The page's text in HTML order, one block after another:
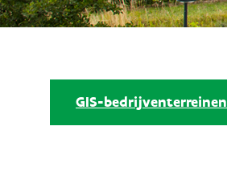
GIS-bedrijventerreinen